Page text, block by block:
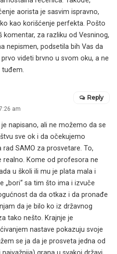
aorista je sasvim ispravno,
kao korišćenje perfekta. Pošto
komentar, za razliku od Vesninog,
nepismen, podsetila bih Vas da
videti brvno u svom oku, a ne
tuđem.
am
napisano, ali ne možemo da se
sve ok i da očekujemo
SAMO za prosvetare. To,
realno. Kome od profesora ne
u školi ili mu je plata mala i
„bori“ sa tim što ima i izvuče
da da otkaz i da pronađe
da je bilo ko iz državnog
tako nešto. Krajnje je
nastave pokazuju svoje
se ja da je prosveta jedna od
Reply